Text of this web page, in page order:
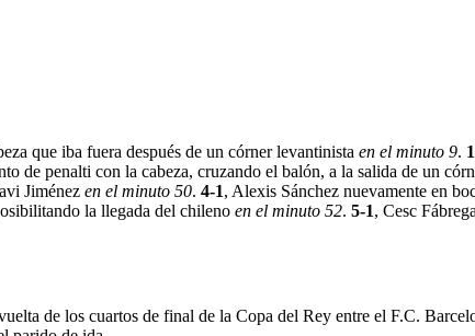
que iba fuera después de un córner levantinista en el minuto 9.
de penalti con la cabeza, cruzando el balón, a la salida de un
Jiménez en el minuto 50. 4-1, Alexis Sánchez nuevamente en
la llegada del chileno en el minuto 52. 5-1, Cesc
de los cuartos de final de la Copa del Rey entre el F.C.